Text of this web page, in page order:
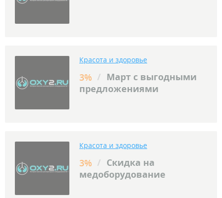
Красота и здоровье
3% / Март с выгодными
предложениями
Красота и здоровье
3% / Скидка на
медоборудование